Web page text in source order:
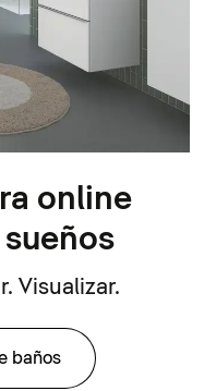
online
Visualizar.
baños